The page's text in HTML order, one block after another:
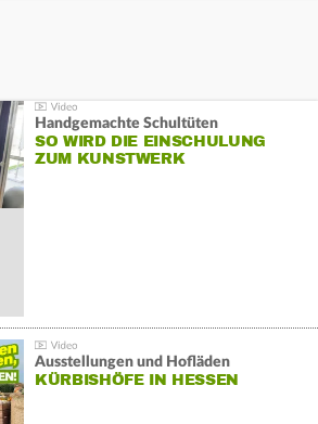
Handgemachte Schultüten
SO WIRD DIE EINSCHULUNG
ZUM KUNSTWERK
Ausstellungen und Hofläden
KÜRBISHÖFE IN HESSEN